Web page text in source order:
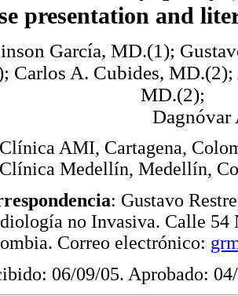
presentation and
García, MD.(1);
Carlos A. Cubides, MD.(2);
MD.(2);
Dagnóvar
AMI, Cartagena,
Medellín, Medellín,
: Gustavo
no Invasiva. Calle
Correo electrónico:
06/09/05. Aprobado: